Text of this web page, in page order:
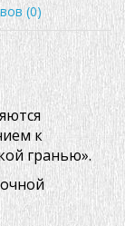
(0)
к
гранью».